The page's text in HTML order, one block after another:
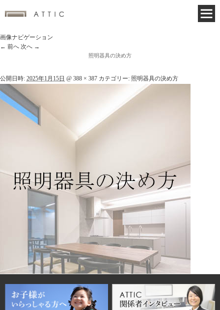
画像ナビゲーション
← 前へ 次へ →
照明器具の決め方
公開日時: 2025年1月15日 @ 388 × 387 カテゴリー: 照明器具の決め方